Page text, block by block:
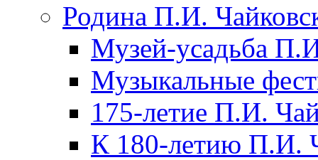
Родина П.И.
Музей-усадьба
Музыкальные
175-летие П.И.
К 180-летию П.И.